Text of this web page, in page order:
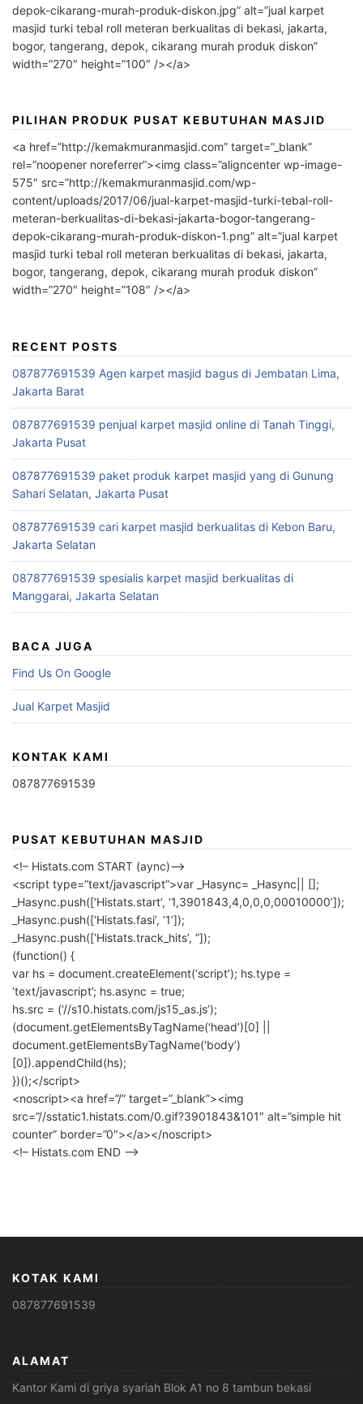
depok-cikarang-murah-produk-diskon.jpg” alt=”jual karpet
masjid turki tebal roll meteran berkualitas di bekasi, jakarta,
bogor, tangerang, depok, cikarang murah produk diskon”
width=”270″ height=”100″ /></a>
PILIHAN PRODUK PUSAT KEBUTUHAN MASJID
<a href=”http://kemakmuranmasjid.com” target=”_blank”
rel=”noopener noreferrer”><img class=”aligncenter wp-image-
575″ src=”http://kemakmuranmasjid.com/wp-
content/uploads/2017/06/jual-karpet-masjid-turki-tebal-roll-
meteran-berkualitas-di-bekasi-jakarta-bogor-tangerang-
depok-cikarang-murah-produk-diskon-1.png” alt=”jual karpet
masjid turki tebal roll meteran berkualitas di bekasi, jakarta,
bogor, tangerang, depok, cikarang murah produk diskon”
width=”270″ height=”108″ /></a>
RECENT POSTS
087877691539 Agen karpet masjid bagus di Jembatan Lima,
Jakarta Barat
087877691539 penjual karpet masjid online di Tanah Tinggi,
Jakarta Pusat
087877691539 paket produk karpet masjid yang di Gunung
Sahari Selatan, Jakarta Pusat
087877691539 cari karpet masjid berkualitas di Kebon Baru,
Jakarta Selatan
087877691539 spesialis karpet masjid berkualitas di
Manggarai, Jakarta Selatan
BACA JUGA
Find Us On Google
Jual Karpet Masjid
KONTAK KAMI
087877691539
PUSAT KEBUTUHAN MASJID
<!– Histats.com START (aync)–>
<script type=”text/javascript”>var _Hasync= _Hasync|| [];
_Hasync.push([‘Histats.start’, ‘1,3901843,4,0,0,0,00010000’]);
_Hasync.push([‘Histats.fasi’, ‘1’]);
_Hasync.push([‘Histats.track_hits’, ”]);
(function() {
var hs = document.createElement(‘script’); hs.type =
‘text/javascript’; hs.async = true;
hs.src = (‘//s10.histats.com/js15_as.js’);
(document.getElementsByTagName(‘head’)[0] ||
document.getElementsByTagName(‘body’)
[0]).appendChild(hs);
})();</script>
<noscript><a href=”/” target=”_blank”><img
src=”//sstatic1.histats.com/0.gif?3901843&101″ alt=”simple hit
counter” border=”0″></a></noscript>
<!– Histats.com END –>
KOTAK KAMI
087877691539
ALAMAT
Kantor Kami di griya syariah Blok A1 no 8 tambun bekasi